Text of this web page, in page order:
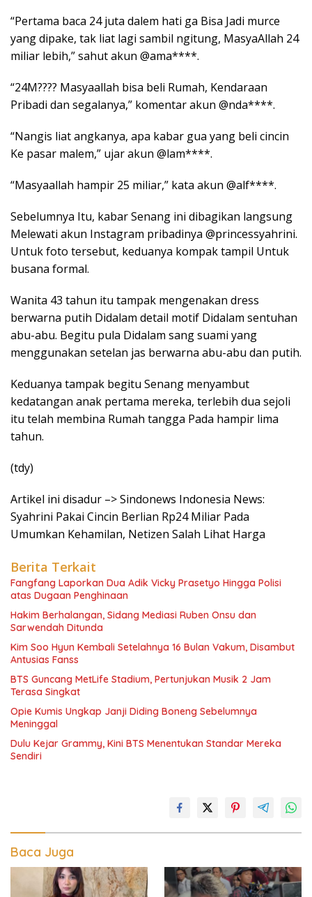
“Pertama baca 24 juta dalem hati ga Bisa Jadi murce
yang dipake, tak liat lagi sambil ngitung, MasyaAllah 24
miliar lebih,” sahut akun @ama****.
“24М???? Masyaallah bisa beli Rumah, Kendaraan
Pribadi dan segalanya,” komentar akun @nda****.
“Nangis liat angkanya, apa kabar gua yang beli cincin
Ke pasar malem,” ujar akun @lam****.
“Masyaallah hampir 25 miliar,” kata akun @alf****.
Sebelumnya Itu, kabar Senang ini dibagikan langsung
Melewati akun Instagram pribadinya @princessyahrini.
Untuk foto tersebut, keduanya kompak tampil Untuk
busana formal.
Wanita 43 tahun itu tampak mengenakan dress
berwarna putih Didalam detail motif Didalam sentuhan
abu-abu. Begitu pula Didalam sang suami yang
menggunakan setelan jas berwarna abu-abu dan putih.
Keduanya tampak begitu Senang menyambut
kedatangan anak pertama mereka, terlebih dua sejoli
itu telah membina Rumah tangga Pada hampir lima
tahun.
(tdy)
Artikel ini disadur –> Sindonews Indonesia News:
Syahrini Pakai Cincin Berlian Rp24 Miliar Pada
Umumkan Kehamilan, Netizen Salah Lihat Harga
Berita Terkait
Fangfang Laporkan Dua Adik Vicky Prasetyo Hingga Polisi
atas Dugaan Penghinaan
Hakim Berhalangan, Sidang Mediasi Ruben Onsu dan
Sarwendah Ditunda
Kim Soo Hyun Kembali Setelahnya 16 Bulan Vakum, Disambut
Antusias Fanss
BTS Guncang MetLife Stadium, Pertunjukan Musik 2 Jam
Terasa Singkat
Opie Kumis Ungkap Janji Diding Boneng Sebelumnya
Meninggal
Dulu Kejar Grammy, Kini BTS Menentukan Standar Mereka
Sendiri
Baca Juga